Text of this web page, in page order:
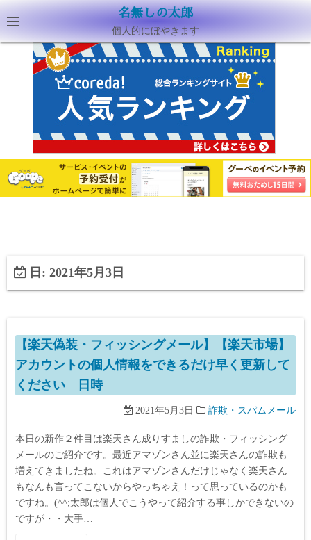
名無しの太郎
個人的にぼやきます
日: 2021年5月3日
【楽天偽装・フィッシングメール】【楽天市場】
アカウントの個人情報をできるだけ早く更新して
ください 日時
2021年5月3日 詐欺・スパムメール
本日の新作２件目は楽天さん成りすましの詐欺・フィッシング
メールのご紹介です。最近アマゾンさん並に楽天さんの詐欺も
増えてきましたね。これはアマゾンさんだけじゃなく楽天さん
もなんも言ってこないからやっちゃえ！って思っているのかも
ですね。(^^;太郎は個人でこうやって紹介する事しかできないの
ですが・・大手…